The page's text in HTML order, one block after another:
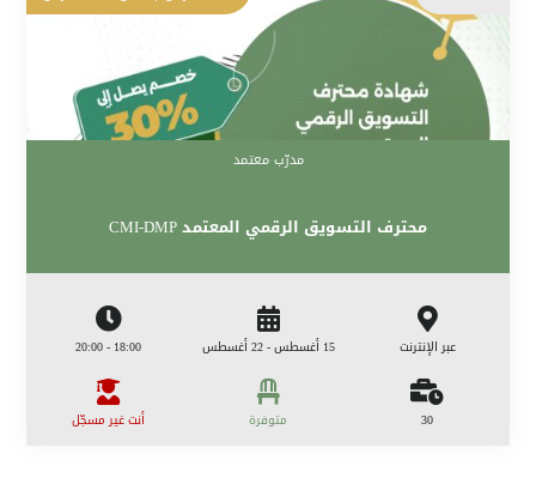
مدرّب معتمد
محترف التسويق الرقمي المعتمد CMI-DMP
عبر الإنترنت 15 أغسطس - 22 أغسطس 18:00 - 20:00
30 متوفرة أنت غير مسجّل